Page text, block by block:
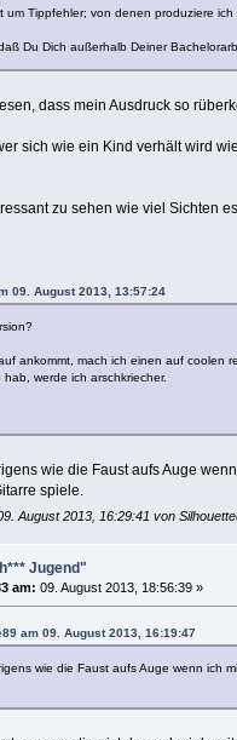
um Tippfehler; von denen produziere
Du Dich außerhalb Deiner
dass mein Ausdruck so
sich wie ein Kind verhält wird
zu sehen wie viel Sichten
09. August 2013, 13:57:24
ankommt, mach ich einen auf coolen
werde ich arschkriecher.
wie die Faust aufs Auge
spiele.
August 2013, 16:29:41 von
Jugend"
am: 09. August 2013, 18:56:39 »
am 09. August 2013, 16:19:47
wie die Faust aufs Auge wenn ich